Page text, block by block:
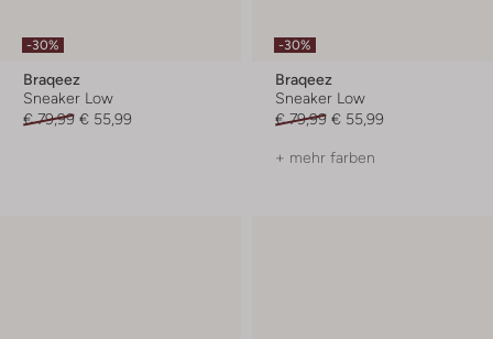
-30%
Braqeez
Sneaker Low
€ 79,99 € 55,99
-30%
Braqeez
Sneaker Low
€ 79,99 € 55,99
+ mehr farben